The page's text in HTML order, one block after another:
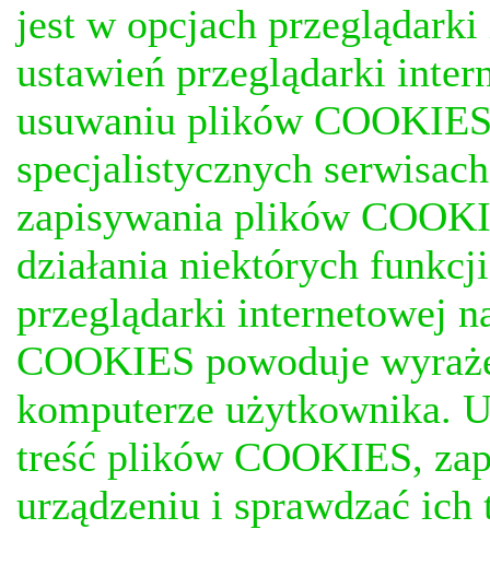
jest w opcjach
ustawień przeglądarki
usuwaniu plików
specjalistycznych
zapisywania plików
działania niektórych
przeglądarki internetowej
COOKIES powoduje
komputerze użytkownika.
treść plików COOKIES,
urządzeniu i sprawdzać ich